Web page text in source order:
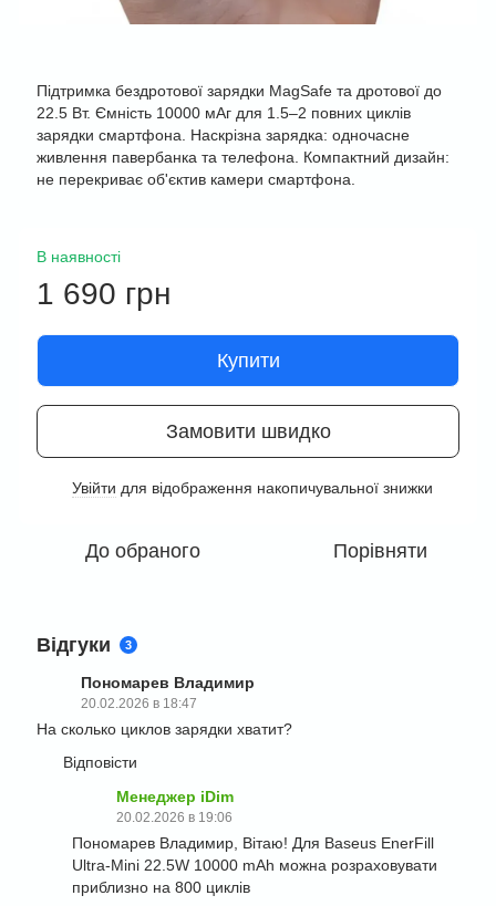
Підтримка бездротової зарядки MagSafe та дротової до
22.5 Вт. Ємність 10000 мАг для 1.5–2 повних циклів
зарядки смартфона. Наскрізна зарядка: одночасне
живлення павербанка та телефона. Компактний дизайн:
не перекриває об'єктив камери смартфона.
В наявності
1 690 грн
Купити
Замовити швидко
Увійти для відображення накопичувальної знижки
До обраного Порівняти
Відгуки 3
Пономарев Владимир
20.02.2026 в 18:47
На сколько циклов зарядки хватит?
Відповісти
Менеджер iDim
20.02.2026 в 19:06
Пономарев Владимир, Вітаю! Для Baseus EnerFill
Ultra-Mini 22.5W 10000 mAh можна розраховувати
приблизно на 800 циклів